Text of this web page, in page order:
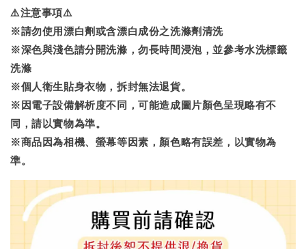
⚠️注意事項⚠️
※請勿使用漂白劑或含漂白成份之洗滌劑清洗
※深色與淺色請分開洗滌，勿長時間浸泡，並參考水洗標籤
洗滌
※個人衛生貼身衣物，拆封無法退貨。
※因電子設備解析度不同，可能造成圖片顏色呈現略有不
同，請以實物為準。
※商品因為相機、螢幕等因素，顏色略有誤差，以實物為
準。